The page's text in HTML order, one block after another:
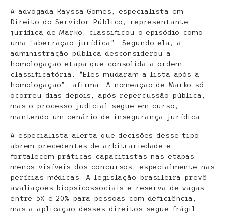
A advogada Rayssa Gomes, especialista em
Direito do Servidor Público, representante
jurídica de Marko, classificou o episódio como
uma “aberração jurídica”. Segundo ela, a
administração pública desconsiderou a
homologação etapa que consolida a ordem
classificatória. “Eles mudaram a lista após a
homologação”, afirma. A nomeação de Marko só
ocorreu dias depois, após repercussão pública,
mas o processo judicial segue em curso,
mantendo um cenário de insegurança jurídica.
A especialista alerta que decisões desse tipo
abrem precedentes de arbitrariedade e
fortalecem práticas capacitistas nas etapas
menos visíveis dos concursos, especialmente nas
perícias médicas. A legislação brasileira prevê
avaliações biopsicossociais e reserva de vagas
entre 5% e 20% para pessoas com deficiência,
mas a aplicação desses direitos segue frágil.